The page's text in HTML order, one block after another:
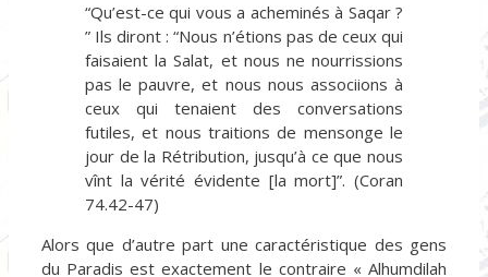
“Qu’est-ce qui vous a acheminés à Saqar ?
” Ils diront : “Nous n’étions pas de ceux qui
faisaient la Salat, et nous ne nourrissions
pas le pauvre, et nous nous associions à
ceux qui tenaient des conversations
futiles, et nous traitions de mensonge le
jour de la Rétribution, jusqu’à ce que nous
vînt la vérité évidente [la mort]”. (Coran
74.42-47)
Alors que d’autre part une caractéristique des gens
du Paradis est exactement le contraire « Alhumdilah